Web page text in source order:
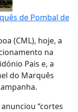
de Pombal de
(CML), hoje, a
na
Pais e, a
do Marquês
“cortes